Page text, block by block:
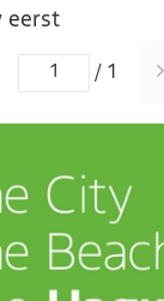
eerst
/ 1